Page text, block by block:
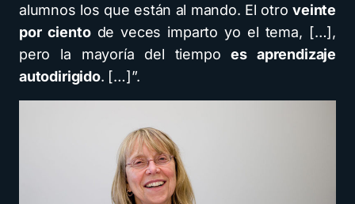
alumnos los que están al mando. El otroveinte
por cientode veces imparto yo el tema, […],
pero la mayoría del tiempoes aprendizaje
autodirigido. […]”.